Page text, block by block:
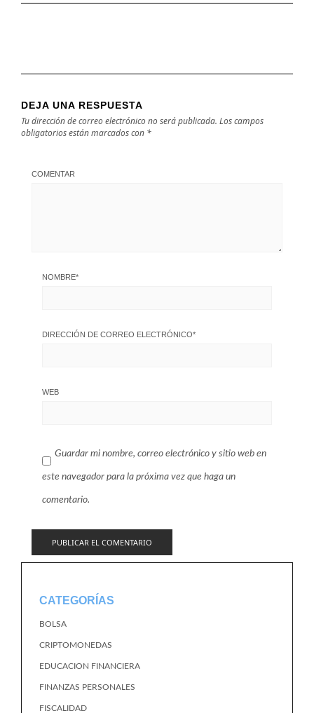
DEJA UNA RESPUESTA
Tu dirección de correo electrónico no será publicada. Los campos
obligatorios están marcados con *
COMENTAR
NOMBRE*
DIRECCIÓN DE CORREO ELECTRÓNICO*
WEB
Guardar mi nombre, correo electrónico y sitio web en
este navegador para la próxima vez que haga un
comentario.
CATEGORÍAS
BOLSA
CRIPTOMONEDAS
EDUCACION FINANCIERA
FINANZAS PERSONALES
FISCALIDAD